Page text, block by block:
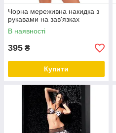
Чорна мереживна накидка з
рукавами на зав'язках
В наявності
395 ₴
Купити